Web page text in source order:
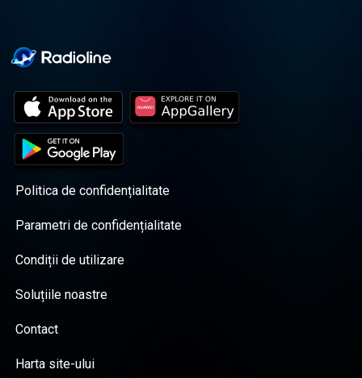
Politica de confidențialitate
Parametri de confidențialitate
Condiții de utilizare
Soluțiile noastre
Contact
Harta site-ului